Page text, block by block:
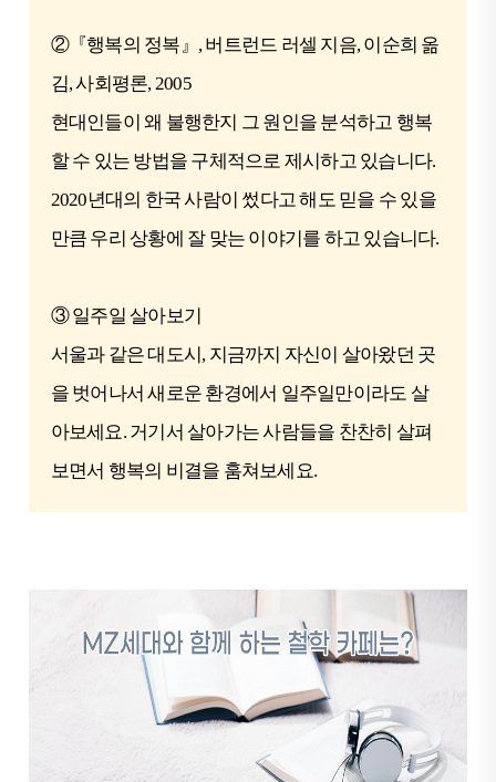
②『행복의 정복』, 버트런드 러셀 지음, 이순희 옮
김, 사회평론, 2005
현대인들이 왜 불행한지 그 원인을 분석하고 행복
할 수 있는 방법을 구체적으로 제시하고 있습니다.
2020년대의 한국 사람이 썼다고 해도 믿을 수 있을
만큼 우리 상황에 잘 맞는 이야기를 하고 있습니다.
③ 일주일 살아보기
서울과 같은 대도시, 지금까지 자신이 살아왔던 곳
을 벗어나서 새로운 환경에서 일주일만이라도 살
아보세요. 거기서 살아가는 사람들을 찬찬히 살펴
보면서 행복의 비결을 훔쳐보세요.